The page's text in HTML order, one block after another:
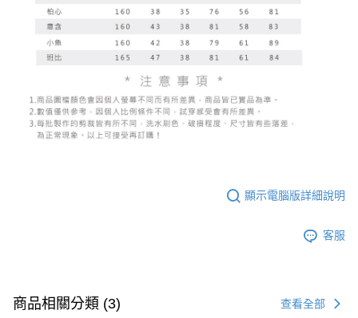
顯示電腦版詳細說明
客服
商品相關分類 (3) 查看全部